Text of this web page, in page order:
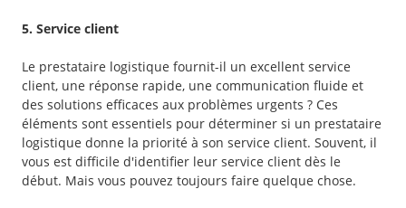
5. Service client
Le prestataire logistique fournit-il un excellent service
client, une réponse rapide, une communication fluide et
des solutions efficaces aux problèmes urgents ? Ces
éléments sont essentiels pour déterminer si un prestataire
logistique donne la priorité à son service client. Souvent, il
vous est difficile d'identifier leur service client dès le
début. Mais vous pouvez toujours faire quelque chose.